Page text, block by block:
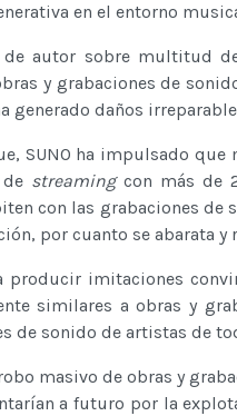
en el entorno
autor sobre multitud
y grabaciones de
generado daños
SUNO ha impulsado
streamingcon más de
con las grabaciones
por cuanto se abarata y
producir imitaciones
similares a obras y
de sonido de artistas de
masivo de obras y
a futuro por la